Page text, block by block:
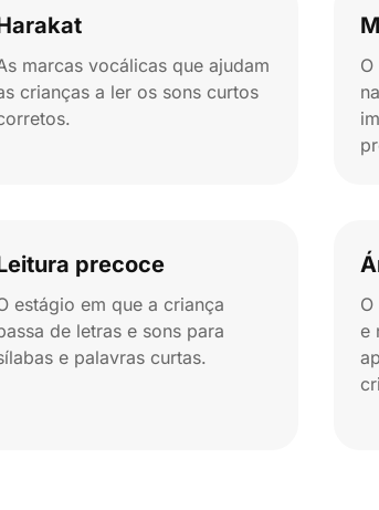
marcas vocálicas que ajudam
crianças a ler os sons curtos
precoce
estágio em que a criança
de letras e sons para
e palavras curtas.
e